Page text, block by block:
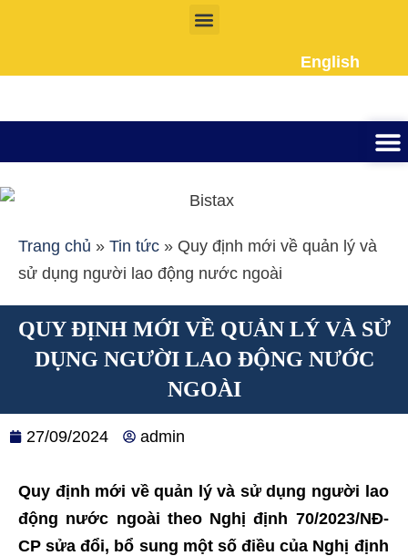
English
Trang chủ » Tin tức » Quy định mới về quản lý và
sử dụng người lao động nước ngoài
QUY ĐỊNH MỚI VỀ QUẢN LÝ VÀ SỬ
DỤNG NGƯỜI LAO ĐỘNG NƯỚC
NGOÀI
27/09/2024 admin
Quy định mới về quản lý và sử dụng người lao
động nước ngoài theo Nghị định 70/2023/NĐ-
CP sửa đổi, bổ sung một số điều của Nghị định